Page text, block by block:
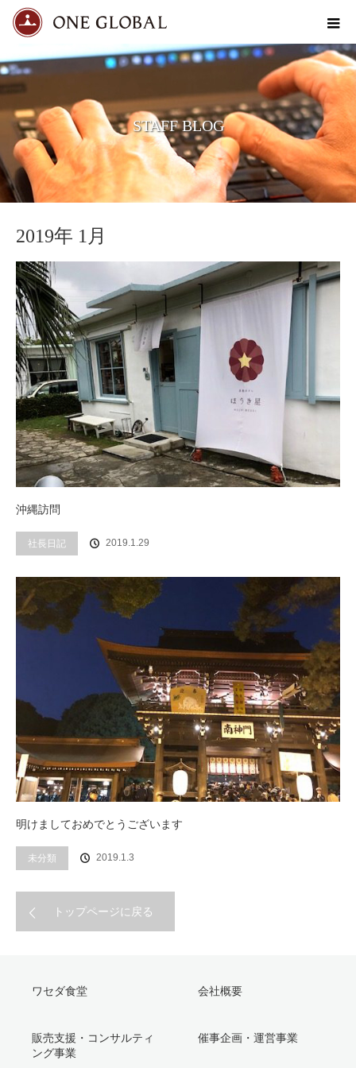
STAFF BLOG
2019年 1月
沖縄訪問
社長日記 2019.1.29
明けましておめでとうございます
未分類 2019.1.3
トップページに戻る
ワセダ食堂 会社概要
販売支援・コンサルティ
ング事業
催事企画・運営事業